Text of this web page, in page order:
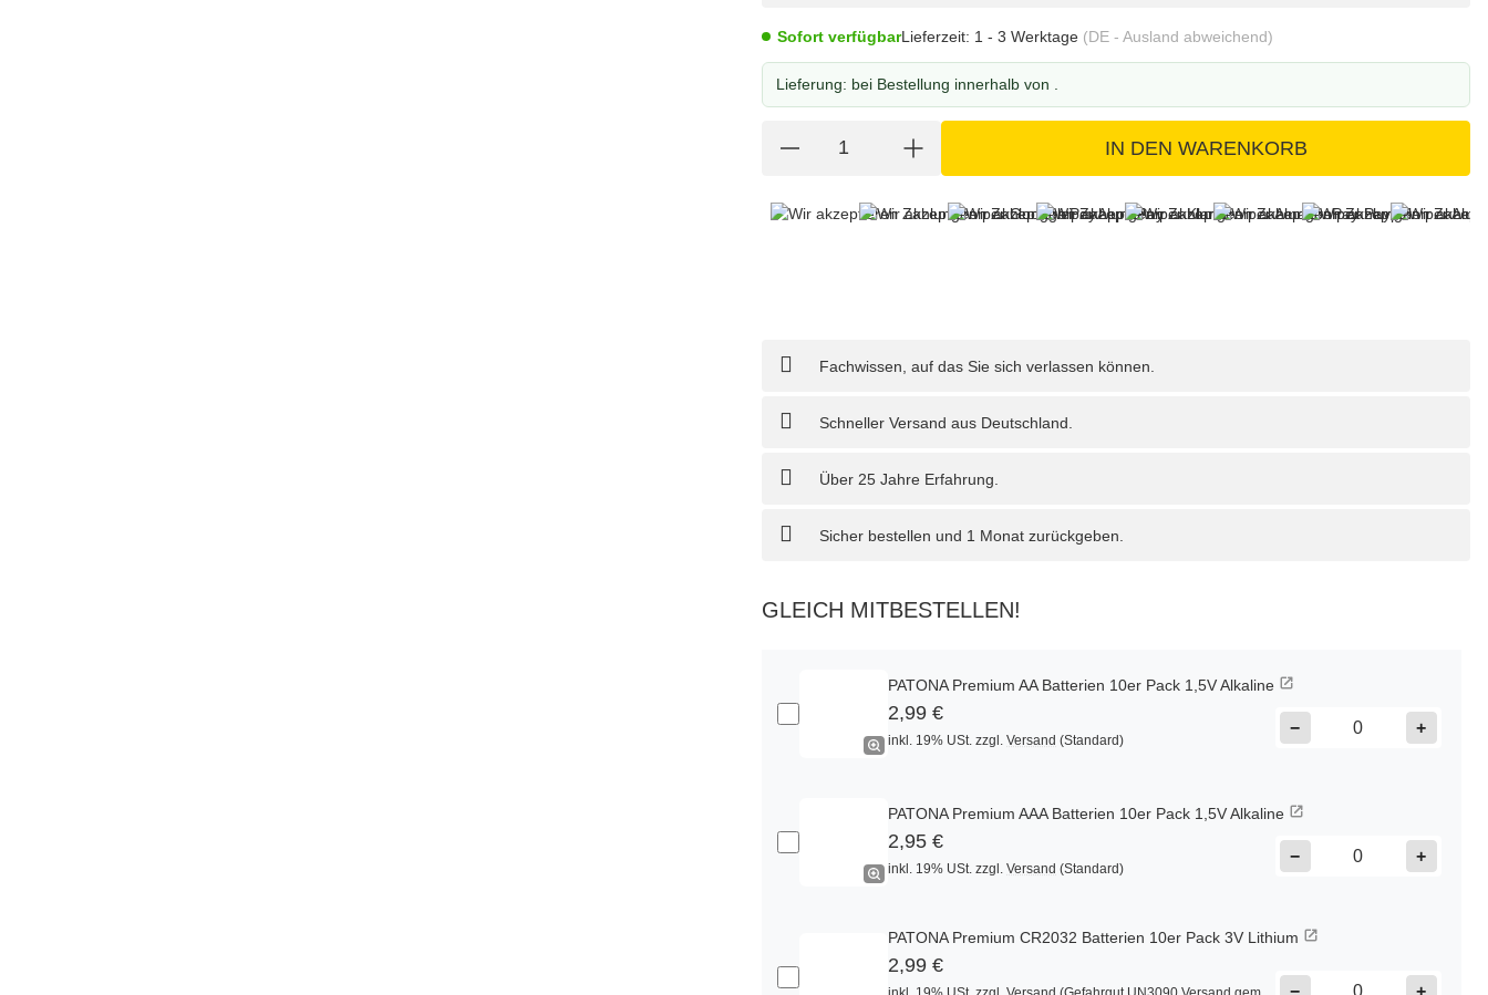
Sofort verfügbarLieferzeit: 1 - 3 Werktage (DE - Ausland abweichend)
Lieferung: bei Bestellung innerhalb von
IN DEN WARENKORB
Fachwissen, auf das Sie sich verlassen können.
Schneller Versand aus Deutschland.
Über 25 Jahre Erfahrung.
Sicher bestellen und 1 Monat zurückgeben.
GLEICH MITBESTELLEN!
PATONA Premium AA Batterien 10er Pack 1,5V Alkaline
2,99 €
inkl. 19% USt. zzgl. Versand (Standard)
− +
PATONA Premium AAA Batterien 10er Pack 1,5V Alkaline
2,95 €
inkl. 19% USt. zzgl. Versand (Standard)
− +
PATONA Premium CR2032 Batterien 10er Pack 3V Lithium
2,99 €
− +